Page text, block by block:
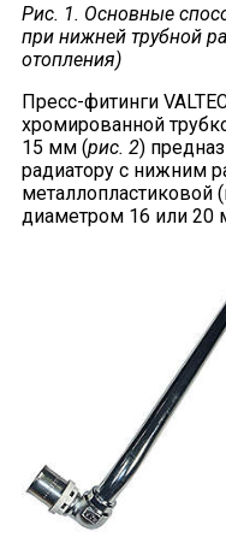
Рис. 1. Основные
при нижней трубной
отопления)
Пресс-фитинги
хромированной
15 мм (рис. 2)
радиатору с нижним
металлопластиковой
диаметром 16 или 20